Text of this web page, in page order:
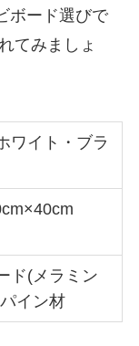
ボード選びで
てみましょ
ワイト・ブラ
ド(メラミン
イン材